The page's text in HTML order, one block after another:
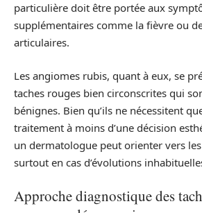
particulière doit être portée aux
supplémentaires comme la fièvre ou
articulaires.
Les angiomes rubis, quant à eux, se
taches rouges bien circonscrites qui
bénignes. Bien qu’ils ne nécessitent
traitement à moins d’une décision
un dermatologue peut orienter vers
surtout en cas d’évolutions
Approche diagnostique des